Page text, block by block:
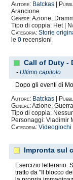
Autore: Batckas
Arancione
Genere:Azione,
Tipo di coppia: Het |
Categoria: Storie
le 0 recensioni
Call of Duty -
- Ultimo capitolo
Dopo gli eventi di
Autore: Batckas
Genere:Azione, Guerra
Tipo di coppia:
Personaggi: Vladimir
Categoria: Videogiochi
Impronta sul
Esercizio letterario.
tratto da "Il blocco